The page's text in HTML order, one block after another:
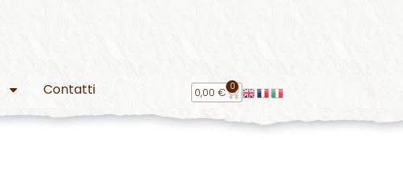
Contatti 0,00€ 0